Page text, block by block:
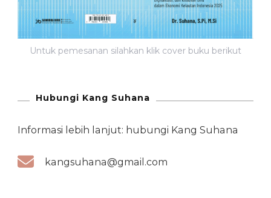
Untuk pemesanan silahkan klik cover buku berikut
Hubungi Kang Suhana
Informasi lebih lanjut: hubungi Kang Suhana
kangsuhana@gmail.com